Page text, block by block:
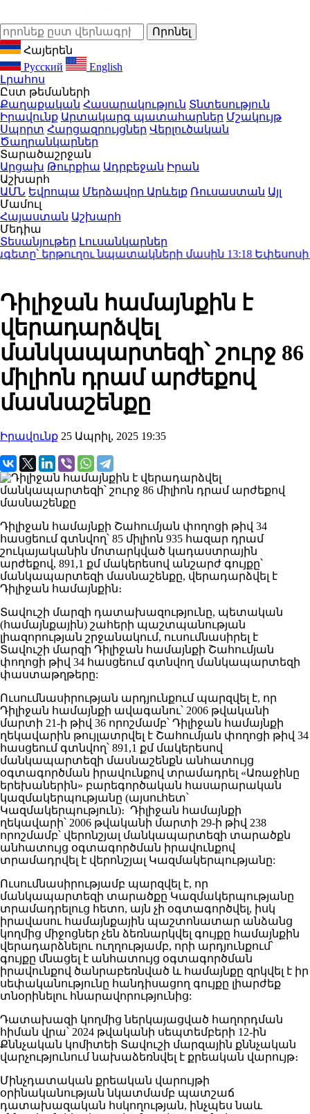
Հայերեն
Русский
English
Լրահոս
Ըստ թեմաների
Քաղաքական Հասարակություն Տնտեսություն
Իրավունք Արտակարգ պատահարներ Մշակույթ
Սպորտ Հարցազրույցներ Վերլուծական
Ծաղրանկարներ
Տարածաշրջան
Արցախ Թուրքիա Ադրբեջան Իրան
Աշխարհ
ԱՄՆ Եվրոպա Մերձավոր Արևելք Ռուսաստան Այլ
Մամուլ
Հայաստան Աշխարհ
Մեդիա
Տեսանյութեր Լուսանկարներ
երթուղու նպատակների մասին13:18 Եփեսոսի Ս.
Դիլիջան համայնքին է
վերադարձվել
մանկապարտեզի՝ շուրջ 86
միլիոն դրամ արժեքով
մասնաշենքը
Իրավունք 25 Ապրիլ, 2025 19:35
Դիլիջան համայնքի Շահումյան փողոցի թիվ 34
հասցեում գտնվող՝ 85 միլիոն 935 հազար դրամ
շուկայականին մոտարկված կադաստրային
արժեքով, 891,1 քմ մակերեսով անշարժ գույքը՝
մանկապարտեզի մասնաշենքը, վերադարձվել է
Դիլիջան համայնքին։
Տավուշի մարզի դատախազությունը, պետական
(համայնքային) շահերի պաշտպանության
լիազորության շրջանակում, ուսումնասիրել է
Տավուշի մարզի Դիլիջան համայնքի Շահումյան
փողոցի թիվ 34 հասցեում գտնվող մանկապարտեզի
փաստաթղթերը:
Ուսումնասիրության արդյունքում պարզվել է, որ
Դիլիջան համայնքի ավագանու՝ 2006 թվականի
մարտի 21-ի թիվ 36 որոշմամբ՝ Դիլիջան համայնքի
ղեկավարին թույլատրվել է Շահումյան փողոցի թիվ 34
հասցեում գտնվող՝ 891,1 քմ մակերեսով
մանկապարտեզի մասնաշենքն անհատույց
օգտագործման իրավունքով տրամադրել «Առաջինը
երեխաներին» բարեգործական հասարարական
կազմակերպությանը (այսուհետ՝
Կազմակերպություն)։ Դիլիջան համայնքի
ղեկավարի՝ 2006 թվականի մարտի 29-ի թիվ 238
որոշմամբ՝ վերոնշյալ մանկապարտեզի տարածքն
անհատույց օգտագործման իրավունքով
տրամադրվել է վերոնշյալ Կազմակերպությանը:
Ուսումնասիրությամբ պարզվել է, որ
մանկապարտեզի տարածքը Կազմակերպությանը
տրամադրելուց հետո, այն չի օգտագործվել, իսկ
իրավասու համայնքային պաշտոնատար անձանց
կողմից միջոցներ չեն ձեռնարկվել գույքը համայնքին
վերադարձնելու ուղղությամբ, որի արդյունքում՝
գույքը մնացել է անհատույց օգտագործման
իրավունքով ծանրաբեռնված և համայնքը զրկվել է իր
սեփականությունը հանդիսացող գույքը լիարժեք
տնօրինելու հնարավորությունից:
Դատախազի կողմից ներկայացված հաղորդման
հիման վրա՝ 2024 թվականի սեպտեմբերի 12-ին
Քննչական կոմիտեի Տավուշի մարզային քննչական
վարչությունում նախաձեռնվել է քրեական վարույթ։
Մինչդատական քրեական վարույթի
օրինականության նկատմամբ պատշաճ
դատախազական հսկողության, ինչպես նաև